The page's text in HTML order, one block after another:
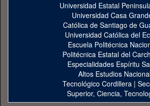
Universidad Estatal
Universidad Casa
Católica de Santiago de
Universidad Católica del
Escuela Politécnica
Politécnica Estatal del
Especialidades Espíritu
Altos Estudios
Tecnológico Cordillera |
Superior, Ciencia,